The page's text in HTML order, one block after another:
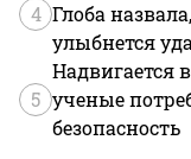
4 Глоба
улыбнется
5
Надвигается
ученые
безопасность